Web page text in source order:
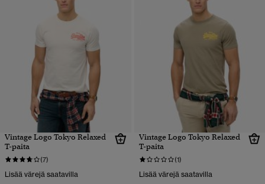
Vintage Logo Tokyo Relaxed
T-paita
(7)
Lisää värejä saatavilla
Vintage Logo Tokyo Relaxed
T-paita
(1)
Lisää värejä saatavilla